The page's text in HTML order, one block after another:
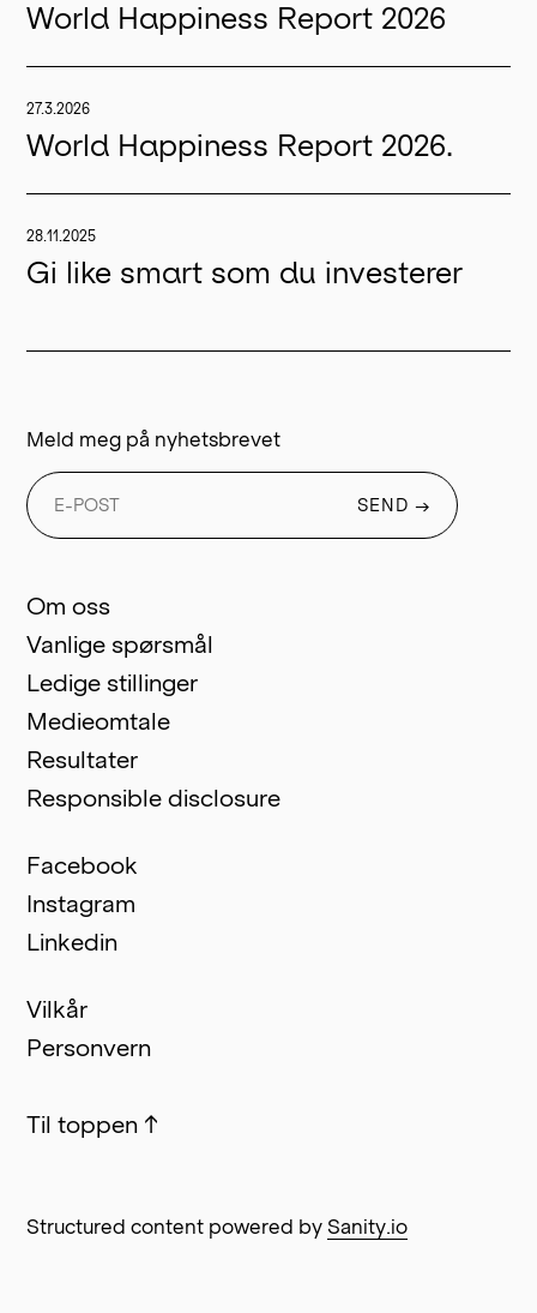
World Happiness Report 2026
27.3.2026
World Happiness Report 2026.
28.11.2025
Gi like smart som du investerer
Om oss
Vanlige spørsmål
Ledige stillinger
Medieomtale
Resultater
Responsible disclosure
Facebook
Instagram
Linkedin
Vilkår
Personvern
Til toppen ↑
Meld meg på nyhetsbrevet
SEND →
Structured content powered by Sanity.io